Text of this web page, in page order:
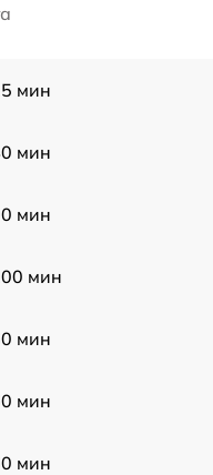
мин
мин
мин
мин
мин
мин
мин